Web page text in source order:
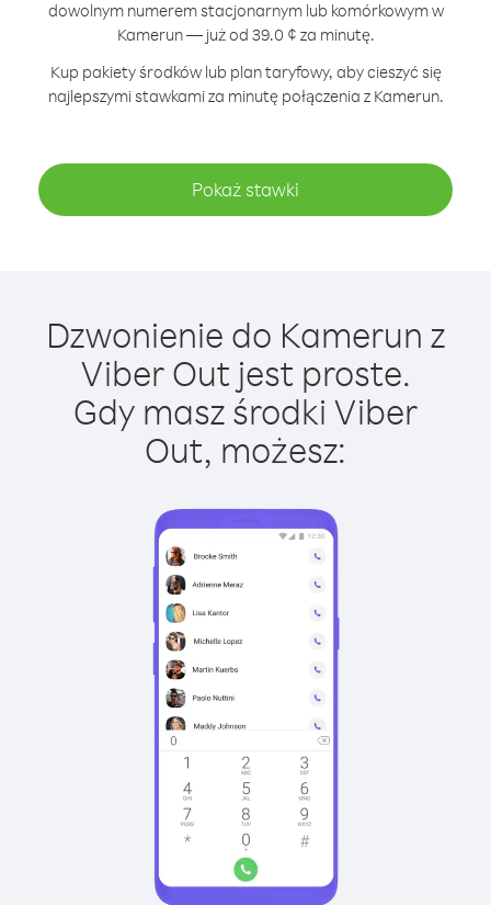
dowolnym numerem stacjonarnym lub komórkowym w
Kamerun — już od 39.0 ¢ za minutę.
Kup pakiety środków lub plan taryfowy, aby cieszyć się
najlepszymi stawkami za minutę połączenia z Kamerun.
Pokaż stawki
Dzwonienie do Kamerun z
Viber Out jest proste.
Gdy masz środki Viber
Out, możesz: